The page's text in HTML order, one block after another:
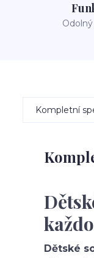
Kompletní
Dětské